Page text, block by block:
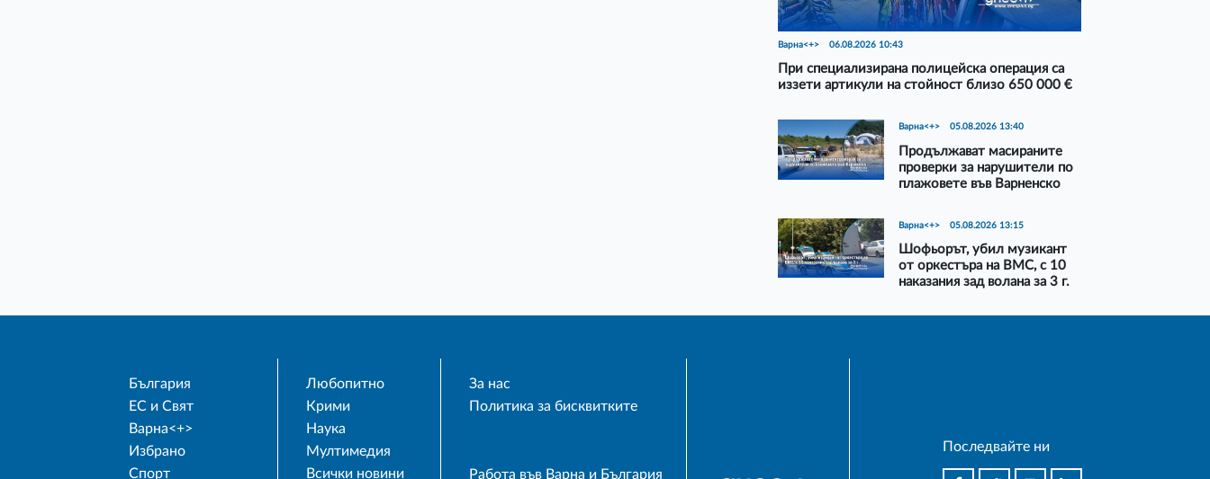
Варна<+> 06.08.2026 10:43
При специализирана полицейска операция са
иззети артикули на стойност близо 650 000 €
Варна<+> 05.08.2026 13:40
Продължават масираните
проверки за нарушители по
плажовете във Варненско
Варна<+> 05.08.2026 13:15
Шофьорът, убил музикант
от оркестъра на ВМС, с 10
наказания зад волана за 3 г.
България
ЕС и Свят
Варна<+>
Избрано
Спорт
Любопитно
Крими
Наука
Мултимедия
Всички новини
За нас
Политика за бисквитките
Работа във Варна и България
Последвайте ни